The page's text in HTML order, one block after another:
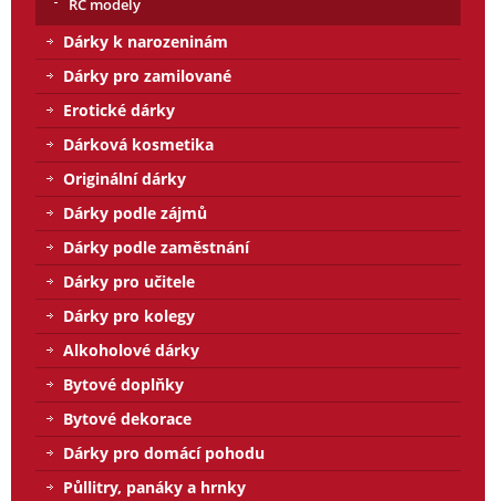
RC modely
Dárky k narozeninám
Dárky pro zamilované
Erotické dárky
Dárková kosmetika
Originální dárky
Dárky podle zájmů
Dárky podle zaměstnání
Dárky pro učitele
Dárky pro kolegy
Alkoholové dárky
Bytové doplňky
Bytové dekorace
Dárky pro domácí pohodu
Půllitry, panáky a hrnky